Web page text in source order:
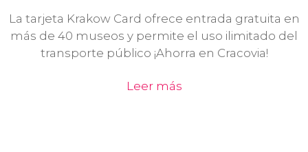
La tarjeta Krakow Card ofrece entrada gratuita en
más de 40 museos y permite el uso ilimitado del
transporte público ¡Ahorra en Cracovia!
Leer más